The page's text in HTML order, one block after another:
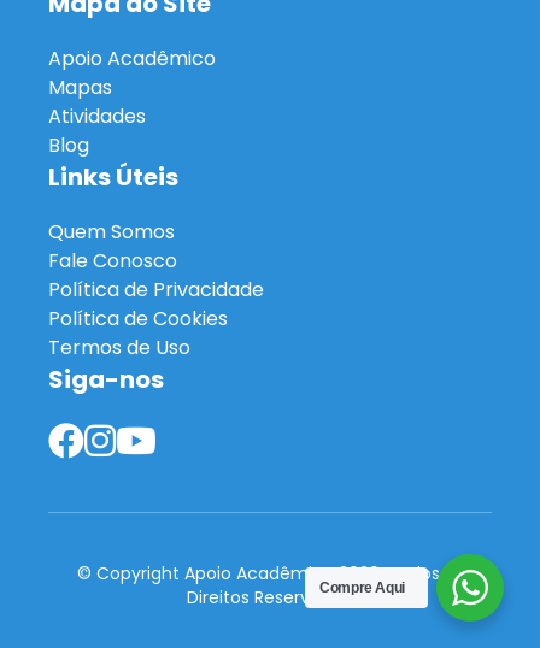
Compre Aqui
Apoio Acadêmico
Mapas
Atividades
Blog
Links Úteis
Quem Somos
Fale Conosco
Política de Privacidade
Política de Cookies
Termos de Uso
Siga-nos
© Copyright Apoio Acadêmico 2026. Todos os
Direitos Reservados.